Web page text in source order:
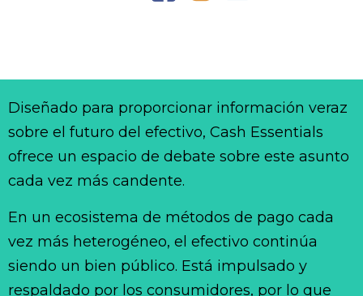
Diseñado para proporcionar información veraz
sobre el futuro del efectivo, Cash Essentials
ofrece un espacio de debate sobre este asunto
cada vez más candente.
En un ecosistema de métodos de pago cada
vez más heterogéneo, el efectivo continúa
siendo un bien público. Está impulsado y
respaldado por los consumidores, por lo que